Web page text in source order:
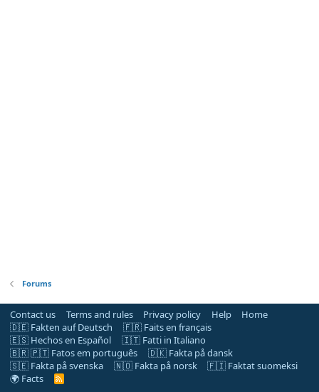
Forums
Contact us Terms and rules Privacy policy Help
Home
🇩🇪 Fakten auf Deutsch
🇫🇷 Faits en français
🇪🇸 Hechos en Español
🇮🇹 Fatti in Italiano
🇧🇷 🇵🇹 Fatos em português
🇩🇰 Fakta på dansk
🇸🇪 Fakta på svenska
🇳🇴 Fakta på norsk
🇫🇮 Faktat suomeksi
🌍 Facts
R